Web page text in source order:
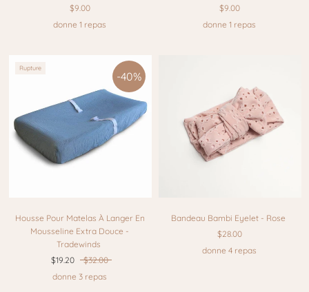
$9.00
donne 1 repas
$9.00
donne 1 repas
Rupture
Housse Pour Matelas À Langer En
Mousseline Extra Douce -
Tradewinds
$19.20
$32.00
donne 3 repas
-40%
Bandeau Bambi Eyelet - Rose
$28.00
donne 4 repas